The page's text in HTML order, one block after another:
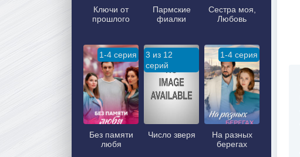
Ключи от
прошлого
Пармские
фиалки
Сестра моя,
Любовь
1-4 серия
Без памяти
любя
3 из 12
серий
Число зверя
1-4 серия
На разных
берегах